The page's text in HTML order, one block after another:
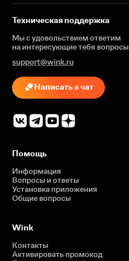
Техническая поддержка
Мы с удовольствием ответим
на интересующиетебя вопросы
support@wink.ru
Написать в чат
Помощь
Информация
Вопросы и ответы
Установка приложения
Общие вопросы
Wink
Контакты
Активировать промокод